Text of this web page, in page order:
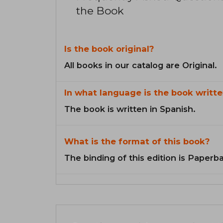
the Book
Is the book original?
All books in our catalog are Original.
In what language is the book
The book is written in Spanish.
What is the format of this book?
The binding of this edition is